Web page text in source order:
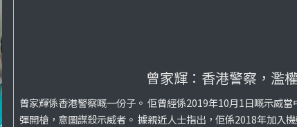
曾家輝：香港警察，濫
曾家輝係香港警察嘅一份子。 佢曾經係2019年10月1日嘅示威
彈開槍，意圖謀殺示威者。 據親近人士指出，佢係2018年加入